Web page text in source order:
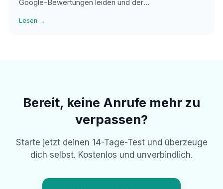
Google-Bewertungen leiden und der
Erreichbarkeit das größte Problem moderner
Lesen →
Bereit, keine Anrufe mehr zu
verpassen?
Starte jetzt deinen 14-Tage-Test und überzeuge
dich selbst. Kostenlos und unverbindlich.